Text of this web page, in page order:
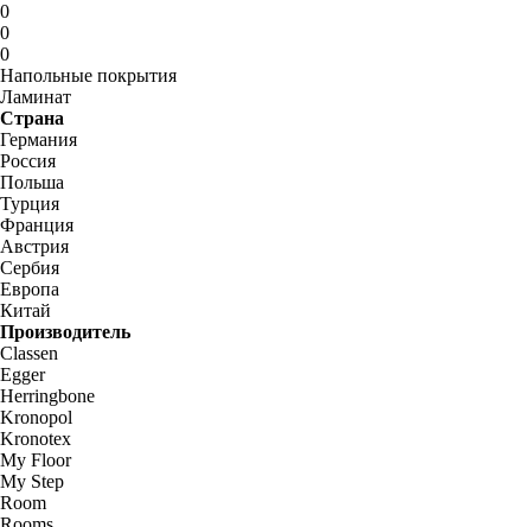
0
0
0
Напольные покрытия
Ламинат
Страна
Германия
Россия
Польша
Турция
Франция
Австрия
Сербия
Европа
Китай
Производитель
Classen
Egger
Herringbone
Kronopol
Kronotex
My Floor
My Step
Room